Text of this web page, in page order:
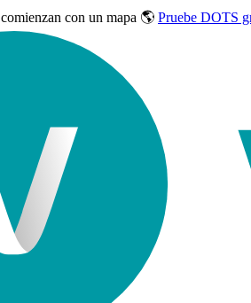
comienzan con un mapa 🌎 Pruebe DOTS